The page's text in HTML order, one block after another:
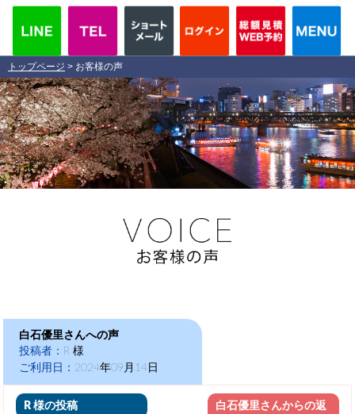
トップページ > お客様の声
白石優里さんへの声
投稿者： R 様
ご利用日： 2024年09月14日
R 様の投稿
白石優里さんからの返